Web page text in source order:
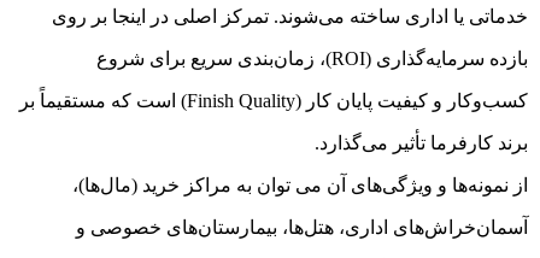
خدماتی یا اداری ساخته می‌شوند. تمرکز اصلی در اینجا بر روی
بازده سرمایه‌گذاری (ROI)، زمان‌بندی سریع برای شروع
کسب‌وکار و کیفیت پایان کار (Finish Quality) است که مستقیماً بر
برند کارفرما تأثیر می‌گذارد.
از نمونه‌ها و ویژگی‌های آن می توان به مراکز خرید (مال‌ها)،
آسمان‌خراش‌های اداری، هتل‌ها، بیمارستان‌های خصوصی و